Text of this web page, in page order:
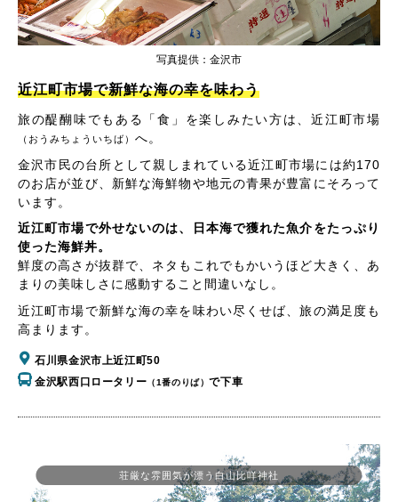
写真提供：金沢市
近江町市場で新鮮な海の幸を味わう
旅の醍醐味でもある「食」を楽しみたい方は、近江町市場
（おうみちょういちば） へ。
金沢市民の台所として親しまれている近江町市場には約170
のお店が並び、新鮮な海鮮物や地元の青果が豊富にそろって
います。
近江町市場で外せないのは、日本海で獲れた魚介をたっぷり
使った海鮮丼。
鮮度の高さが抜群で、ネタもこれでもかいうほど大きく、あ
まりの美味しさに感動すること間違いなし。
近江町市場で新鮮な海の幸を味わい尽くせば、旅の満足度も
高まります。
石川県金沢市上近江町50
金沢駅西口ロータリー （1番のりば）で下車
荘厳な雰囲気が漂う白山比咩神社